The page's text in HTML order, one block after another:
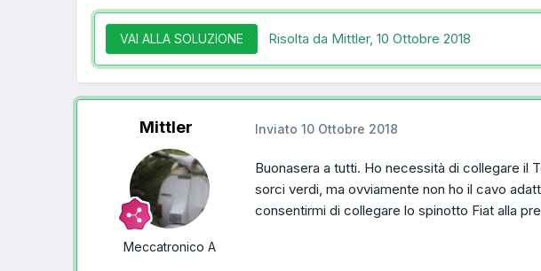
VAI ALLA SOLUZIONE Risolta da Mittler, 10 Ottobre 2018
Mittler
Meccatronico A
Inviato 10 Ottobre 2018
Buonasera a tutti. Ho necessità di collegare il
sorci verdi, ma ovviamente non ho il cavo
consentirmi di collegare lo spinotto Fiat alla